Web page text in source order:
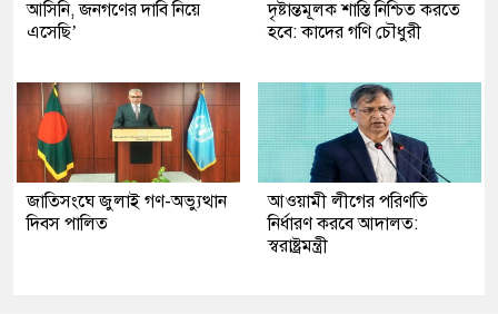
আসিনি, জনগণের দাবি নিয়ে
এসেছি’
দৃষ্টান্তমূলক শাস্তি নিশ্চিত করতে
হবে: কাদের গণি চৌধুরী
জাতিসংঘে জুলাই গণ-অভ্যুত্থান
দিবস পালিত
আওয়ামী লীগের পরিণতি
নির্ধারণ করবে আদালত:
স্বরাষ্ট্রমন্ত্রী